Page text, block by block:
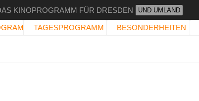
KINOPROGRAMM FÜR DRESDEN UND UMLAND
TAGESPROGRAMM BESONDERHEITEN